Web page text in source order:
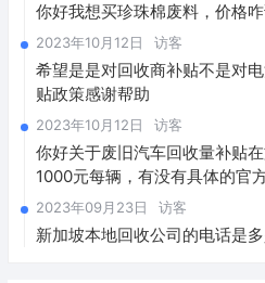
你好我想买珍珠棉废料，价格
2023年10月12日 访客
希望是是对回收商补贴不是对
贴政策感谢帮助
2023年10月12日 访客
你好关于废旧汽车回收量补贴
1000元每辆，有没有具体的官
2023年09月23日 访客
新加坡本地回收公司的电话是